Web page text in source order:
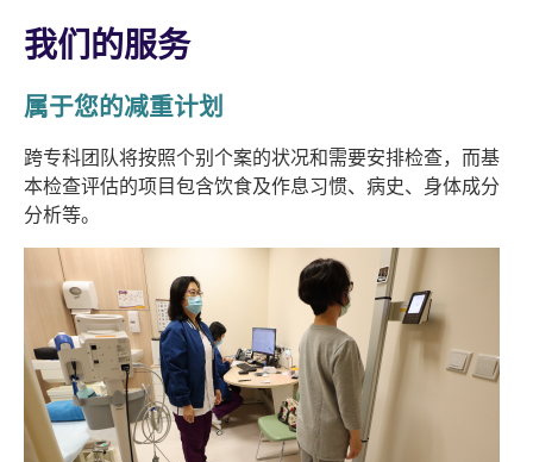
我们的服务
属于您的减重计划
跨专科团队将按照个别个案的状况和需要安排检查，而基
本检查评估的项目包含饮食及作息习惯、病史、身体成分
分析等。